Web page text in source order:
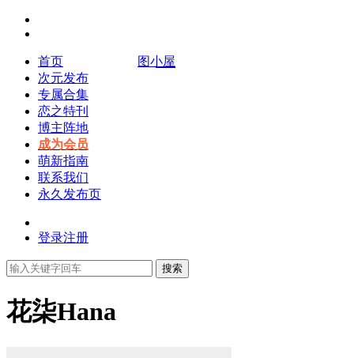
图小屋
首页
次元发布
专属合集
恋之特刊
博主阵地
成为会员
萌新指南
联系我们
永久发布页
登录注册
搜索
花柒Hana